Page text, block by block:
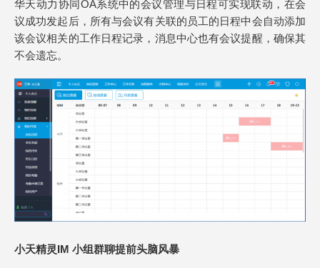
华天动力协同OA系统中的会议管理与日程可实现联动，在会
议成功发起后，所有与会议有关联的员工的日程中会自动添加
该会议相关的工作日程记录，消息中心也有会议提醒，确保其
不会遗忘。
小天精灵IM 小组群聊提前头脑风暴